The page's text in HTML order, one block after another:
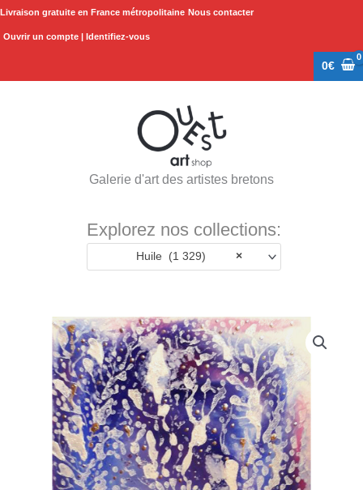
Aller
Livraison gratuite en France métropolitaine Nous contacter
Ouvrir un compte | Identifiez-vous
0€
Galerie d'art des artistes bretons
Explorez nos collections:
×
Huile (1 329)
quantité
"Humilité"